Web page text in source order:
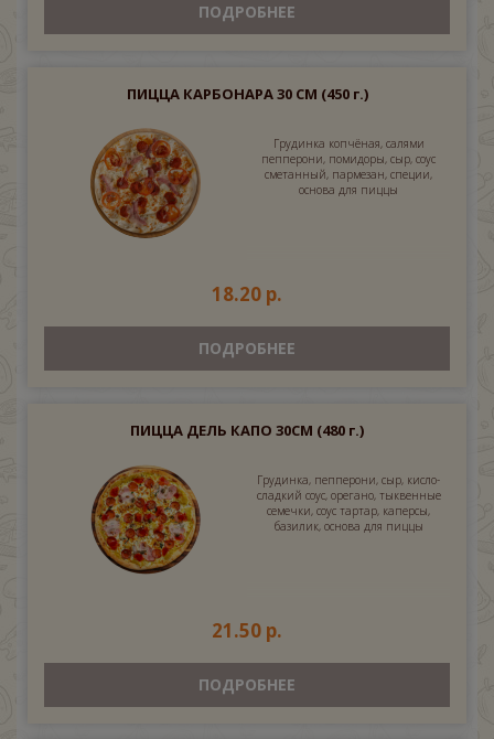
ПОДРОБНЕЕ
ПИЦЦА КАРБОНАРА 30 СМ (450 г.)
Грудинка копчёная, салями
пепперони, помидоры, сыр, соус
сметанный, пармезан, специи,
основа для пиццы
18.20 р.
ПОДРОБНЕЕ
ПИЦЦА ДЕЛЬ КАПО 30СМ (480 г.)
Грудинка, пепперони, сыр, кисло-
сладкий соус, орегано, тыквенные
семечки, соус тартар, каперсы,
базилик, основа для пиццы
21.50 р.
ПОДРОБНЕЕ